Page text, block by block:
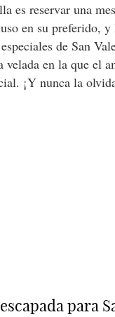
es reservar una
en su preferido,
de San
velada en la que el
¡Y nunca la
para